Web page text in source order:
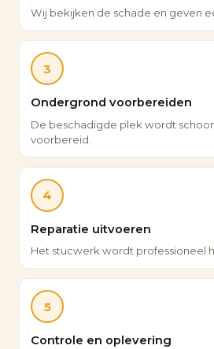
Wij bekijken de schade en geven
3
Ondergrond voorbereiden
De beschadigde plek wordt
voorbereid.
4
Reparatie uitvoeren
Het stucwerk wordt professioneel
5
Controle en oplevering